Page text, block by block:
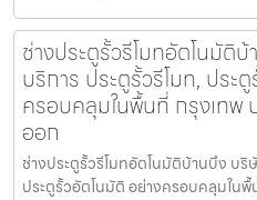
ช่างประตูรั้วรีโมทอัตโนมัติ
บริการ ประตูรั้วรีโมท, ประ
ครอบคลุมในพื้นที่ กรุงเทพ
ออก
ช่างประตูรั้วรีโมทอัตโนมัติบ้านบึง บริ
ประตูรั้วอัตโนมัติ อย่างครอบคลุมในพื้